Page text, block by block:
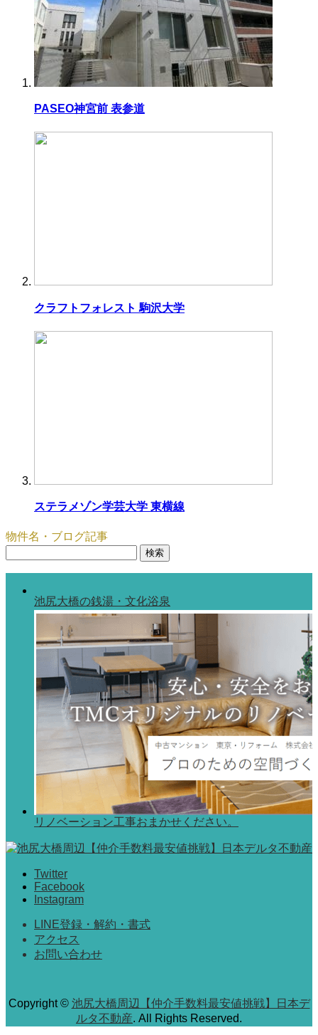
PASEO神宮前 表参道
クラフトフォレスト 駒沢大学
ステラメゾン学芸大学 東横線
物件名・ブログ記事
池尻大橋の銭湯・文化浴泉
リノベーション工事おまかせください。
Twitter
Facebook
Instagram
LINE登録・解約・書式
アクセス
お問い合わせ
Copyright© 池尻大橋周辺【仲介手数料最安値挑戦】日本デ
ルタ不動産. All Rights Reserved.